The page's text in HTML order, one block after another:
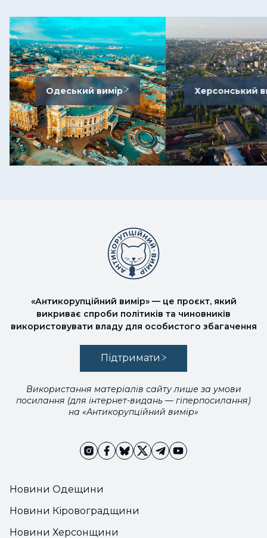
Одеський вимір Херсонський
Новини Одещини
Новини Кіровоградщини
Новини Херсонщини
«Антикорупційний вимір» — це проєкт, який
викриває спроби політиків та чиновників
використовувати владу для особистого збагачення
Підтримати
Використання матеріалів сайту лише за умови
посилання (для інтернет-видань — гіперпосилання)
на «Антикорупційний вимір»